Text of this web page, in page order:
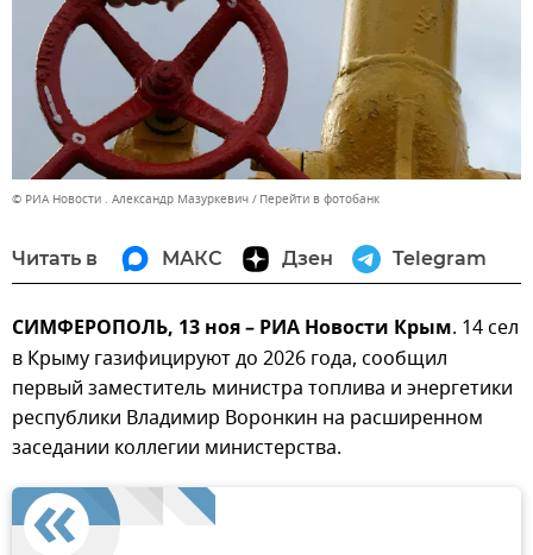
© РИА Новости . Александр Мазуркевич Перейти в фотобанк
Читать в МАКС Дзен Telegram
СИМФЕРОПОЛЬ, 13 ноя – РИА Новости Крым. 14 сел
в Крыму газифицируют до 2026 года, сообщил
первый заместитель министра топлива и энергетики
республики Владимир Воронкин на расширенном
заседании коллегии министерства.